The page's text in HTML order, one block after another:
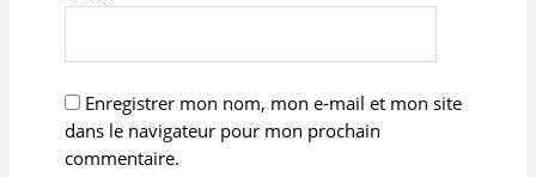
Enregistrer mon nom, mon e-mail et mon site
dans le navigateur pour mon prochain
commentaire.